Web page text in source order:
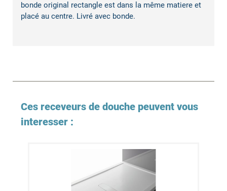
bonde original rectangle est dans la même matiere et
placé au centre. Livré avec bonde.
Ces receveurs de douche peuvent vous
interesser :